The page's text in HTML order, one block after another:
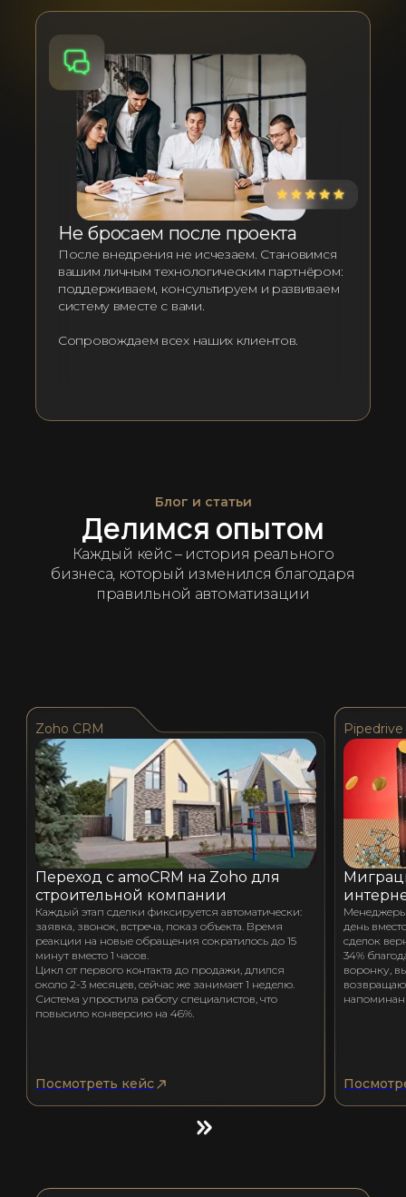
Не бросаем после проекта
После внедрения не исчезаем. Становимся
вашим личным технологическим партнёром:
поддерживаем, консультируем и развиваем
систему вместе с вами.
Сопровождаем всех наших клиентов.
Блог и статьи
Делимся опытом
Каждый кейс – история реального
бизнеса, который изменился благодаря
правильной автоматизации
Pipedrive
Менеджеры
день
сделок
34%
воронку,
Zoho CRM
Переход с amoCRM на Zoho для
строительной компании
Каждый этап сделки фиксируется автоматически:
заявка, звонок, встреча, показ объекта. Время
реакции на новые обращения сократилось до 15
минут вместо 1 часов.
Цикл от первого контакта до продажи, длился
около 2-3 месяцев, сейчас же занимает 1 неделю.
Система упростила работу специалистов, что
повысило конверсию на 46%.
Посмотреть кейс